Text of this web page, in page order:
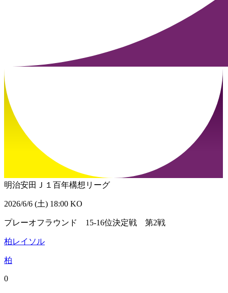
明治安田Ｊ１百年構想リーグ
2026/6/6 (土) 18:00 KO
プレーオフラウンド 15-16位決定戦 第2戦
柏レイソル
柏
0